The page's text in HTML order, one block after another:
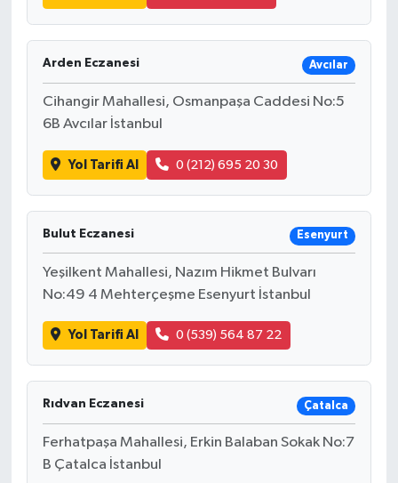
Arden Eczanesi Avcılar
Cihangir Mahallesi, Osmanpaşa Caddesi No:5
6B Avcılar İstanbul
Yol Tarifi Al 0 (212) 695 20 30
Bulut Eczanesi Esenyurt
Yeşilkent Mahallesi, Nazım Hikmet Bulvarı
No:49 4 Mehterçeşme Esenyurt İstanbul
Yol Tarifi Al 0 (539) 564 87 22
Rıdvan Eczanesi Çatalca
Ferhatpaşa Mahallesi, Erkin Balaban Sokak No:7
B Çatalca İstanbul